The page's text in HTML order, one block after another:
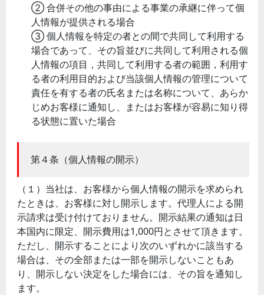
② 合併その他の事由による事業の承継に伴って個
人情報が提供される場合
③ 個人情報を特定の者との間で共同して利用する
場合であって、その旨並びに共同して利用される個
人情報の項目，共同して利用する者の範囲，利用す
る者の利用目的および当該個人情報の管理について
責任を有する者の氏名または名称について、あらか
じめお客様に通知し、またはお客様が容易に知り得
る状態に置いた場合
第４条（個人情報の開示）
（１）当社は、お客様から個人情報の開示を求められ
たときは、お客様に対し開示します。代理人による開
示請求は受け付けておりません。開示結果の通知は日
本国内に限定、開示費用は1,000円とさせて頂きます。
ただし、開示することにより次のいずれかに該当する
場合は、その全部または一部を開示しないこともあ
り、開示しない決定をした場合には、その旨を通知し
ます。